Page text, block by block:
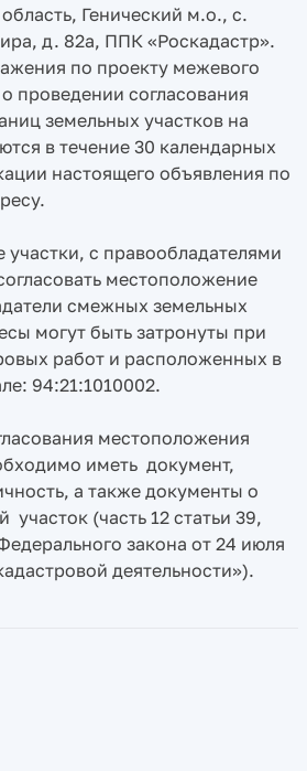
Генический м.о., с.
д. 82а, ППК «Роскадастр».
по проекту межевого
проведении согласования
земельных участков на
в течение 30 календарных
настоящего объявления по
с правообладателями
местоположение
смежных земельных
могут быть затронуты при
работ и расположенных в
94:21:1010002.
местоположения
иметь документ,
а также документы о
участок (часть 12 статьи 39,
закона от 24 июля
деятельности»).